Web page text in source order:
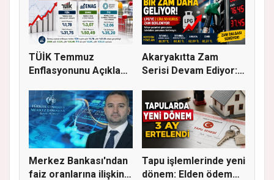
TÜİK Temmuz
Enflasyonunu Açıkladı:
Akaryakıtta Zam
Serisi Devam Ediyor:
Merkez Bankası'ndan
faiz oranlarına ilişkin
Tapu işlemlerinde yeni
dönem: Elden ödeme